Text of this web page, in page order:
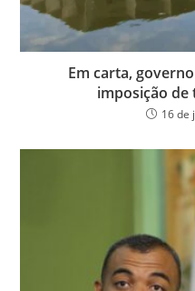
Em carta,
imposição de
16 de